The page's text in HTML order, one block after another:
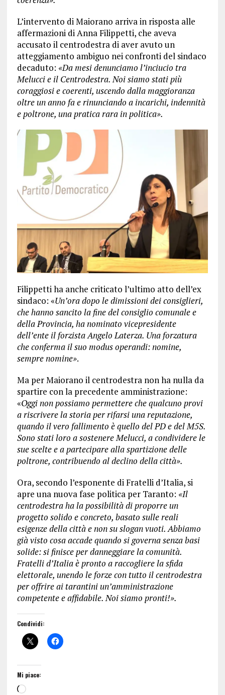
L’intervento di Maiorano arriva in risposta alle
affermazioni di Anna Filippetti, che aveva
accusato il centrodestra di aver avuto un
atteggiamento ambiguo nei confronti del sindaco
decaduto: «Da mesi denunciamo l’inciucio tra
Melucci e il Centrodestra. Noi siamo stati più
coraggiosi e coerenti, uscendo dalla maggioranza
oltre un anno fa e rinunciando a incarichi, indennità
e poltrone, una pratica rara in politica».
Filippetti ha anche criticato l’ultimo atto dell’ex
sindaco: «Un’ora dopo le dimissioni dei consiglieri,
che hanno sancito la fine del consiglio comunale e
della Provincia, ha nominato vicepresidente
dell’ente il forzista Angelo Laterza. Una forzatura
che conferma il suo modus operandi: nomine,
sempre nomine».
Ma per Maiorano il centrodestra non ha nulla da
spartire con la precedente amministrazione:
«Oggi non possiamo permettere che qualcuno provi
a riscrivere la storia per rifarsi una reputazione,
quando il vero fallimento è quello del PD e del M5S.
Sono stati loro a sostenere Melucci, a condividere le
sue scelte e a partecipare alla spartizione delle
poltrone, contribuendo al declino della città».
Ora, secondo l’esponente di Fratelli d’Italia, si
apre una nuova fase politica per Taranto: «Il
centrodestra ha la possibilità di proporre un
progetto solido e concreto, basato sulle reali
esigenze della città e non su slogan vuoti. Abbiamo
già visto cosa accade quando si governa senza basi
solide: si finisce per danneggiare la comunità.
Fratelli d’Italia è pronto a raccogliere la sfida
elettorale, unendo le forze con tutto il centrodestra
per offrire ai tarantini un’amministrazione
competente e affidabile. Noi siamo pronti!».
Condividi:
Mi piace: